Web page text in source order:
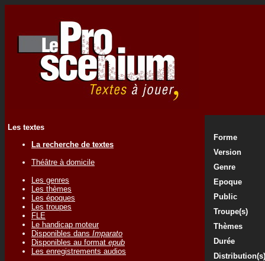
Les textes
La recherche de textes
Théâtre à domicile
Les genres
Les thèmes
Les époques
Les troupes
FLE
Le handicap moteur
Disponibles dans Imparato
Disponibles au format epub
Les enregistrements audios
Forme
Version
Genre
Epoque
Public
Troupe(s)
Thèmes
Durée
Distribution(s)